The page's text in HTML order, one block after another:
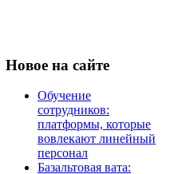
Новое на сайте
Обучение
сотрудников:
платформы, которые
вовлекают линейный
персонал
Базальтовая вата: